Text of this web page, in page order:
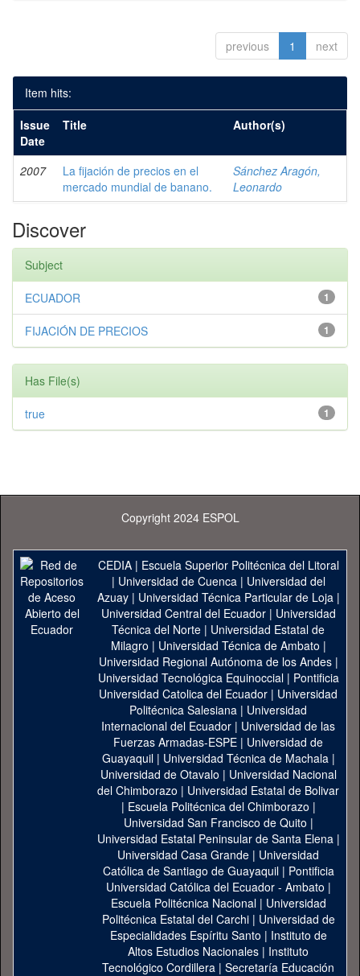
previous 1 next
Item hits:
Issue
Date
Title Author(s)
2007
La fijación de precios en el
mercado mundial de banano.
Sánchez Aragón,
Leonardo
Discover
Subject
1
ECUADOR
1
FIJACIÓN DE PRECIOS
Has File(s)
1
true
Copyright 2024 ESPOL
CEDIA| Escuela Superior Politécnica del Litoral
| Universidad de Cuenca| Universidad del
Azuay| Universidad Técnica Particular de Loja|
Universidad Central del Ecuador| Universidad
Técnica del Norte | Universidad Estatal de
Milagro | Universidad Técnica de Ambato |
Universidad Regional Autónoma de los Andes|
Universidad Tecnológica Equinoccial| Pontificia
Universidad Catolica del Ecuador | Universidad
Politécnica Salesiana | Universidad
Internacional del Ecuador | Universidad de las
Fuerzas Armadas-ESPE | Universidad de
Guayaquil| Universidad Técnica de Machala|
Universidad de Otavalo | Universidad Nacional
del Chimborazo | Universidad Estatal de Bolivar
| Escuela Politécnica del Chimborazo |
Universidad San Francisco de Quito |
Universidad Estatal Peninsular de Santa Elena|
Universidad Casa Grande | Universidad
Católica de Santiago de Guayaquil| Pontificia
Universidad Católica del Ecuador - Ambato |
Escuela Politécnica Nacional| Universidad
Politécnica Estatal del Carchi| Universidad de
Especialidades Espíritu Santo | Instituto de
Altos Estudios Nacionales | Instituto
Tecnológico Cordillera | Secretaría Educación